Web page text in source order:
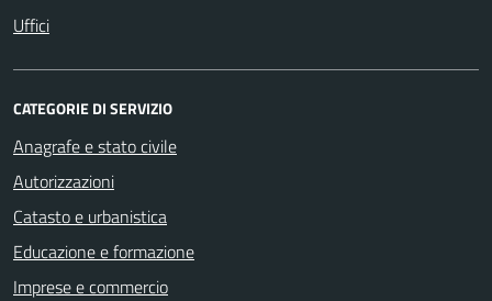
Uffici
CATEGORIE DI SERVIZIO
Anagrafe e stato civile
Autorizzazioni
Catasto e urbanistica
Educazione e formazione
Imprese e commercio